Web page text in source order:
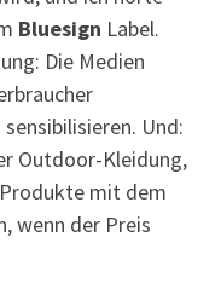
Bluesign Label.
Die Medien
Und:
Outdoor-Kleidung,
mit dem
wenn der Preis